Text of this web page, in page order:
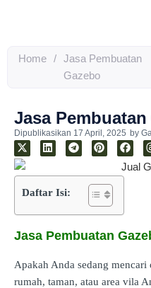
Home / Jasa Pembuatan
Gazebo
Jasa
Dipublikasikan 17 April, 2025 by
Daftar Isi:
Jasa Pembuatan
Apakah Anda sedang
rumah, taman, atau area vila